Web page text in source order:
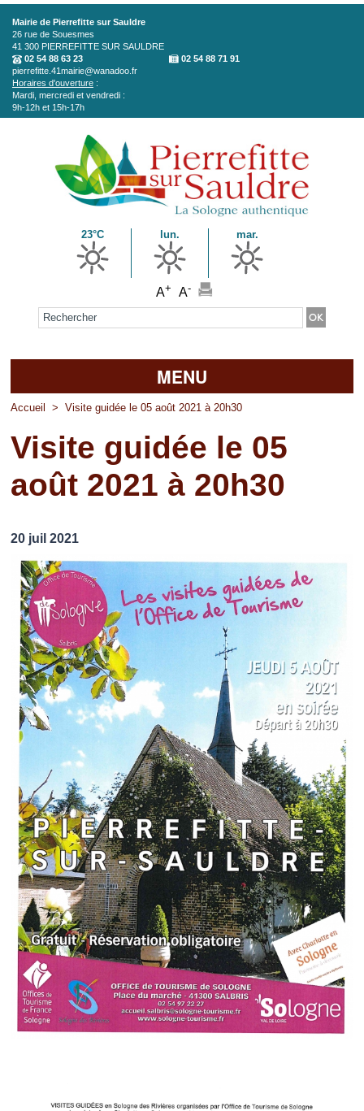
Aller au contenu principal
Mairie de Pierrefitte sur Sauldre
26 rue de Souesmes
41 300 PIERREFITTE SUR SAULDRE
02 54 88 63 23
02 54 88 71 91
pierrefitte.41mairie@wanadoo.fr
Horaires d'ouverture :
Mardi, mercredi et vendredi :
9h-12h et 15h-17h
23°C lun. mar.
A+ A-
Formulaire de recherche
MENU
Accueil
La mairie
Découvrir Pierrefitte
Vos professionnels
Loisirs
Accueil > Visite guidée le 05 août 2021 à 20h30
Visite guidée le 05
août 2021 à 20h30
20 juil 2021